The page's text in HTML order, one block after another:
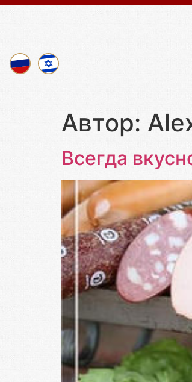
Автор:
Всегда